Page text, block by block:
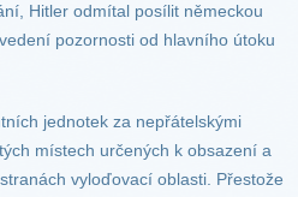
Hitler odmítal posílit německou
pozornosti od hlavního útoku
jednotek za nepřátelskými
místech určených k obsazení a
vyloďovací oblasti. Přestože